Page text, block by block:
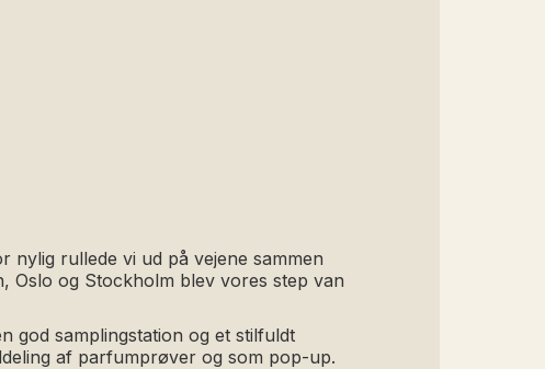
rullede vi ud på vejene sammen
Oslo og Stockholm blev vores step van
god samplingstation og et stilfuldt
af parfumprøver og som pop-up.